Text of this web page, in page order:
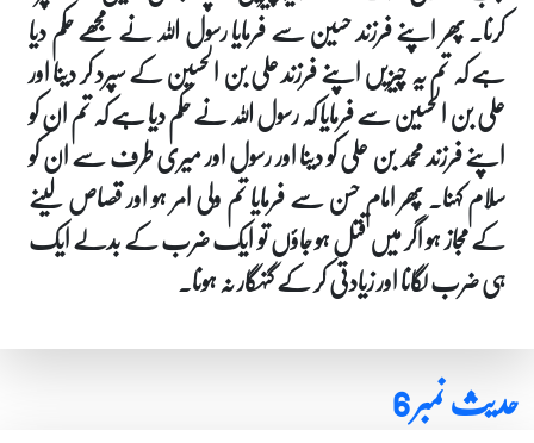
کرنا۔ پھر اپنے فرزند حسین سے فرمایا رسول اللہ نے مجھے حکم دیا
ہے کہ تم یہ چیزیں اپنے فرزند علی بن الحسین کے سپرد کر دینا اور
علی بن الحسین سے فرمایا کہ رسول اللہ نے حکم دیا ہے کہ تم ان کو
اپنے فرزند محمد بن علی کو دینا اور رسول اور میری طرف سے ان کو
سلام کہنا۔ پھر امام حسن سے فرمایا تم ولی امر ہو اور قصاص لینے
کے مجاز ہو اگر میں قتل ہو جاؤں تو ایک ضرب کے بدلے ایک
ہی ضرب لگانا اور زیادتی کر کے گنہگار نہ ہونا۔
حدیث نمبر 6